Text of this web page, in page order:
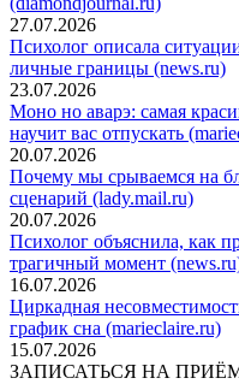
27.07.2026
Психолог описала
личные границы (news.ru)
23.07.2026
Моно но аварэ: самая
научит вас отпускать
20.07.2026
Почему мы срываемся на
сценарий (lady.mail.ru)
20.07.2026
Психолог объяснила, как
трагичный момент
16.07.2026
Циркадная
график сна (marieclaire.ru)
15.07.2026
ЗАПИСАТЬСЯ НА